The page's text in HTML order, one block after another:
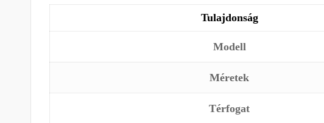
Tulajdonság
Modell
Méretek
Térfogat